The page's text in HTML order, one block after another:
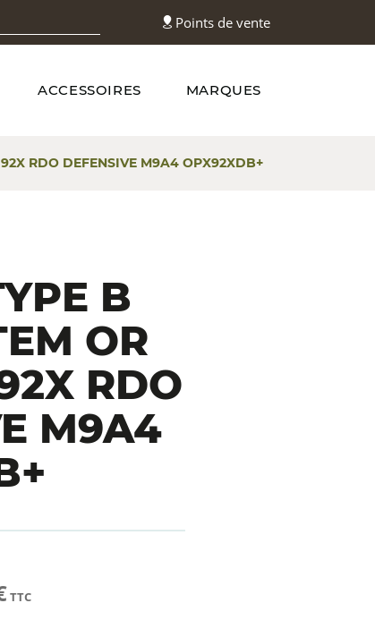
Points de vente
ACCESSOIRES MARQUES
RDO DEFENSIVE M9A4 OPX92XDB+
B
OR
RDO
M9A4
TTC